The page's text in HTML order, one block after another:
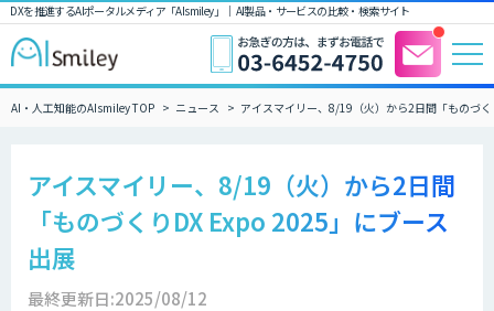
DXを推進するAIポータルメディア「AIsmiley」｜ AI製品・サービスの比較・検索サイト
AI・人工知能のAIsmiley TOP ニュース アイスマイリー、8/19（火）から2日間「ものづ
アイスマイリー、8/19（火）から2日間
「ものづくりDX Expo 2025」にブース
出展
最終更新日:2025/08/12